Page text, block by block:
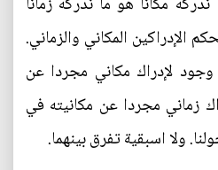
الإدراكين المكاني والزماني.
لإدراك مكاني مجردا عن
زماني مجردا عن مكانيته في
ولا اسبقية تفرق بينهما.